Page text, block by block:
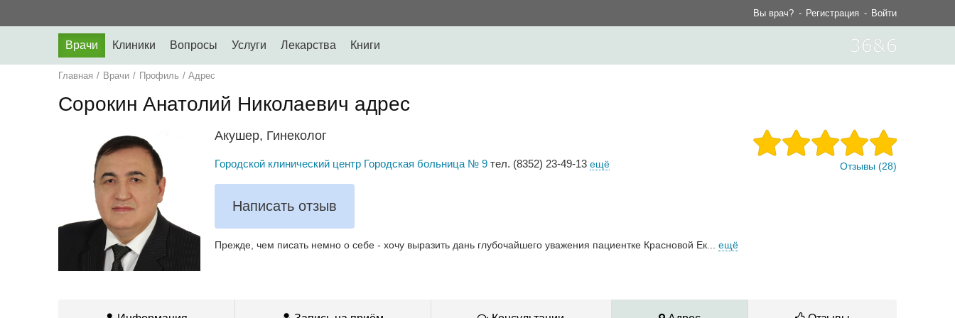
Вы врач? Регистрация Войти
Врачи Клиники Вопросы Услуги Лекарства Книги
Главная / Врачи / Профиль / Адрес
Сорокин Анатолий Николаевич адрес
Акушер, Гинеколог
Городской клинический центр Городская больница № 9 тел. (8352) 23-49-13 ещё
Написать отзыв
Прежде, чем писать немно о себе - хочу выразить дань глубочайшего уважения пациентке Красновой Ек... ещё
Отзывы (28)